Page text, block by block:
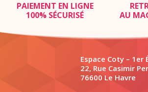
PAIEMENT EN LIGNE
100% SÉCURISÉ
AU
Espace Coty – 1er
22, Rue Casimir
76600 Le Havre